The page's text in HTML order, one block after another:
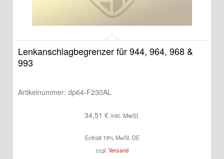
Lenkanschlagbegrenzer für 944, 964, 968 &
993
Artikelnummer: dp64-F230AL
34,51 € inkl. MwSt.
Enthält 19% MwSt. DE
zzgl. Versand